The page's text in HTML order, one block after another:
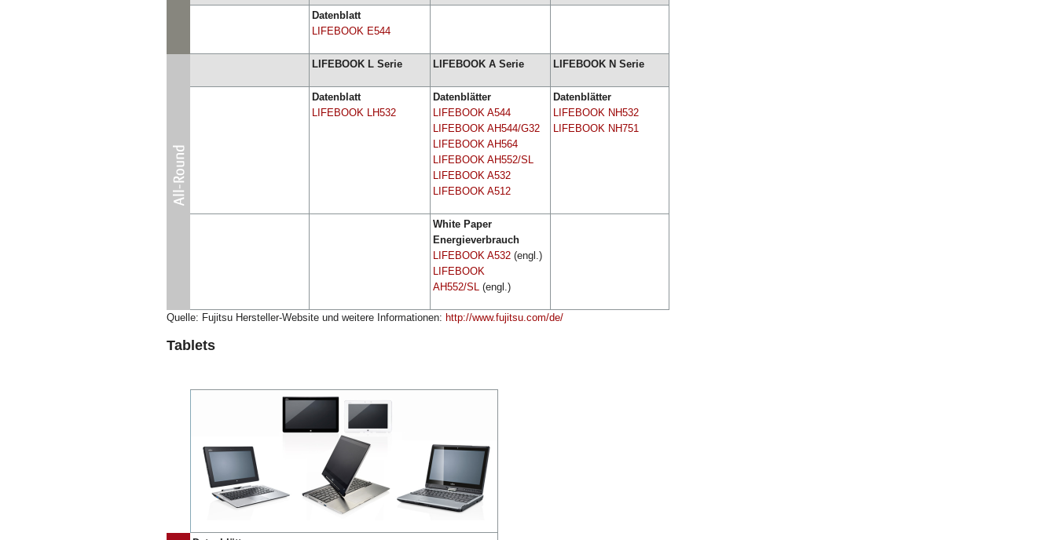
Datenblatt
LIFEBOOK E544
LIFEBOOK L Serie LIFEBOOK A Serie LIFEBOOK N Serie
Datenblatt
LIFEBOOK LH532
Datenblätter
LIFEBOOK A544
LIFEBOOK AH544/G32
LIFEBOOK AH564
LIFEBOOK AH552/SL
LIFEBOOK A532
LIFEBOOK A512
Datenblätter
LIFEBOOK NH532
LIFEBOOK NH751
White Paper
Energieverbrauch
LIFEBOOK A532 (engl.)
LIFEBOOK
AH552/SL (engl.)
Quelle: Fujitsu Hersteller-Website und weitere Informationen: http://www.fujitsu.com/de/
Tablets